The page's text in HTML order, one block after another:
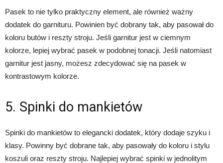
Pasek to nie tylko praktyczny element, ale również ważny
dodatek do garnituru. Powinien być dobrany tak, aby pasował do
koloru butów i reszty stroju. Jeśli garnitur jest w ciemnym
kolorze, lepiej wybrać pasek w podobnej tonacji. Jeśli natomiast
garnitur jest jasny, możesz zdecydować się na pasek w
kontrastowym kolorze.
5. Spinki do mankietów
Spinki do mankietów to elegancki dodatek, który dodaje szyku i
klasy. Powinny być dobrane tak, aby pasowały do koloru i stylu
koszuli oraz reszty stroju. Najlepiej wybrać spinki w jednolitym